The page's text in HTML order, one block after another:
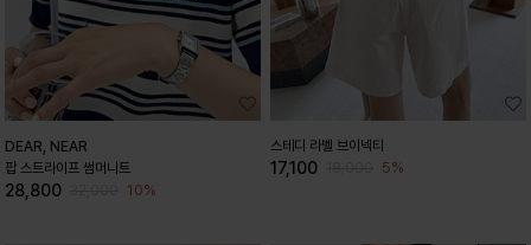
DEAR, NEAR
팝 스트라이프 썸머니트
28,800 10%
스테디 라벨 브이넥티
17,100 5%